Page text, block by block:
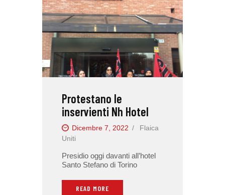
Protestano le
inservienti Nh Hotel
Dicembre 7, 2022
Flaica
Uniti
Presidio oggi davanti all’hotel
Santo Stefano di Torino
READ MORE